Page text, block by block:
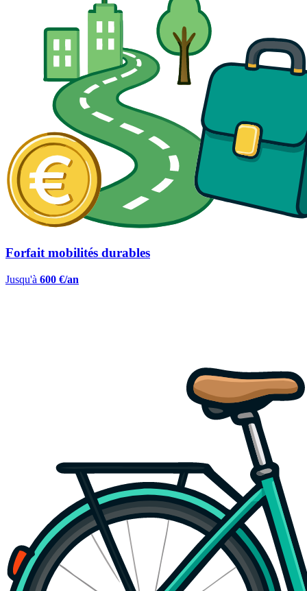
Forfait mobilités durables
Jusqu'à 600 €/an